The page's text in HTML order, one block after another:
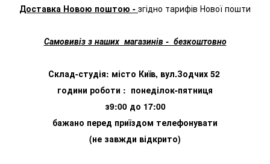
Доставка Новою поштою - згідно тарифів Нової пошти
Самовивіз з наших магазинів - безкоштовно
Склад-студія: місто Київ, вул.Зодчих 52
години роботи : понеділок-пятниця
з9:00 до 17:00
бажано перед приїздом телефонувати
(не завжди відкрито)